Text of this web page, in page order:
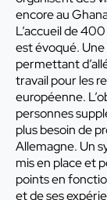
encore au
L’accueil de
est évoqué.
permettant
travail pour les
européenne.
personnes
plus besoin de
Allemagne. Un
mis en place et
points en
et de ses